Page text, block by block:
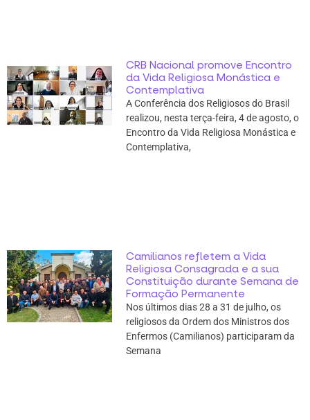
CRB Nacional promove Encontro
da Vida Religiosa Monástica e
Contemplativa
A Conferência dos Religiosos do Brasil
realizou, nesta terça-feira, 4 de agosto, o
Encontro da Vida Religiosa Monástica e
Contemplativa,
Camilianos refletem a Vida
Religiosa Consagrada e a sua
Constituição durante Semana de
Formação Permanente
Nos últimos dias 28 a 31 de julho, os
religiosos da Ordem dos Ministros dos
Enfermos (Camilianos) participaram da
Semana